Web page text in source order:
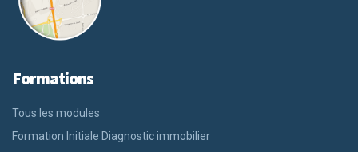
Formations
Tous les modules
Formation Initiale Diagnostic immobilier